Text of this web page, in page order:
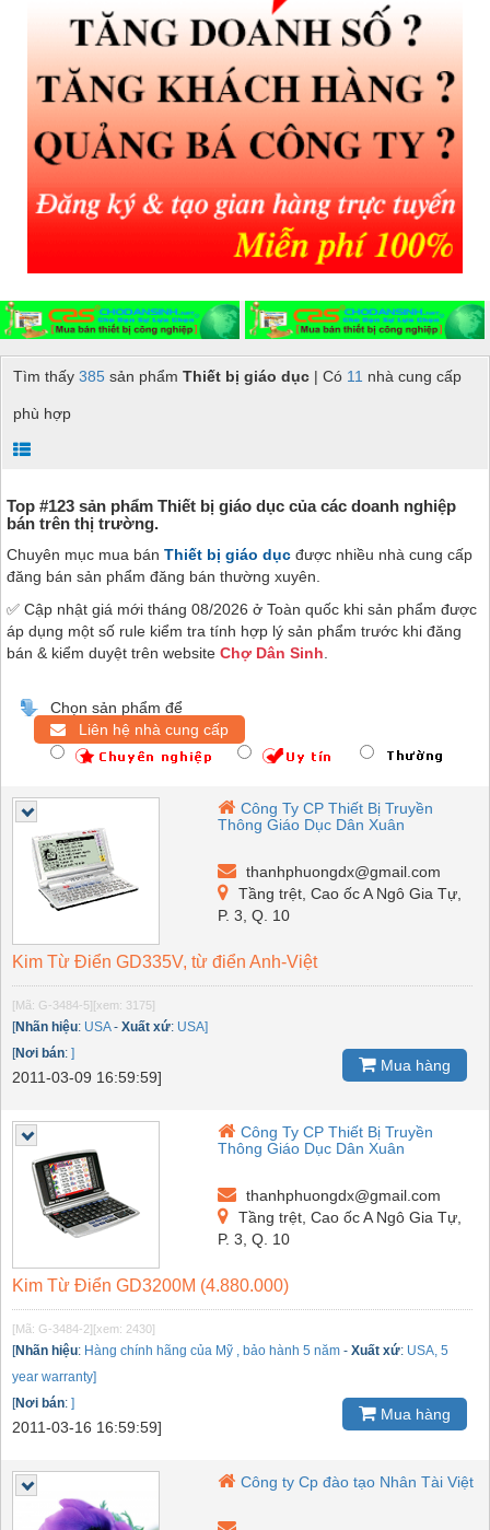
Tìm thấy 385 sản phẩm Thiết bị giáo dục | Có 11 nhà cung cấp
phù hợp
Top #123 sản phẩm Thiết bị giáo dục của các doanh nghiệp
bán trên thị trường.
Chuyên mục mua bán Thiết bị giáo dục được nhiều nhà cung cấp
đăng bán sản phẩm đăng bán thường xuyên.
✅ Cập nhật giá mới tháng 08/2026 ở Toàn quốc khi sản phẩm được
áp dụng một số rule kiểm tra tính hợp lý sản phẩm trước khi đăng
bán & kiểm duyệt trên website Chợ Dân Sinh.
Chọn sản phẩm để
Liên hệ nhà cung cấp
Công Ty CP Thiết Bị Truyền
Thông Giáo Dục Dân Xuân
thanhphuongdx@gmail.com
Tầng trệt, Cao ốc A Ngô Gia Tự,
P. 3, Q. 10
Kim Từ Điển GD335V, từ điển Anh-Việt
[Mã: G-3484-5] [xem: 3175]
[Nhãn hiệu: USA- Xuất xứ: USA]
[Nơi bán: ]
2011-03-09 16:59:59]
Mua hàng
Công Ty CP Thiết Bị Truyền
Thông Giáo Dục Dân Xuân
thanhphuongdx@gmail.com
Tầng trệt, Cao ốc A Ngô Gia Tự,
P. 3, Q. 10
Kim Từ Điển GD3200M (4.880.000)
[Mã: G-3484-2] [xem: 2430]
[Nhãn hiệu: Hàng chính hãng của Mỹ , bảo hành 5 năm - Xuất xứ: USA, 5
year warranty]
[Nơi bán: ]
2011-03-16 16:59:59]
Mua hàng
Công ty Cp đào tạo Nhân Tài Việt